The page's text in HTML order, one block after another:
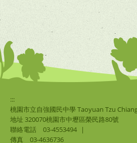
:::
桃園市立自強國民中學 Taoyuan Tzu
地址 320070桃園市中壢區榮民路80號
聯絡電話
03-4553494
|
傳真
03-4636736